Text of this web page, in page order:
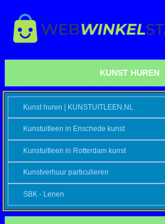
KUNST HUREN
Kunst huren | KUNSTUITLEEN.NL
Kunstuitleen in Enschede kunst
Kunstuitleen in Rotterdam kunst
Kunstverhuur particulieren
SBK - Lenen